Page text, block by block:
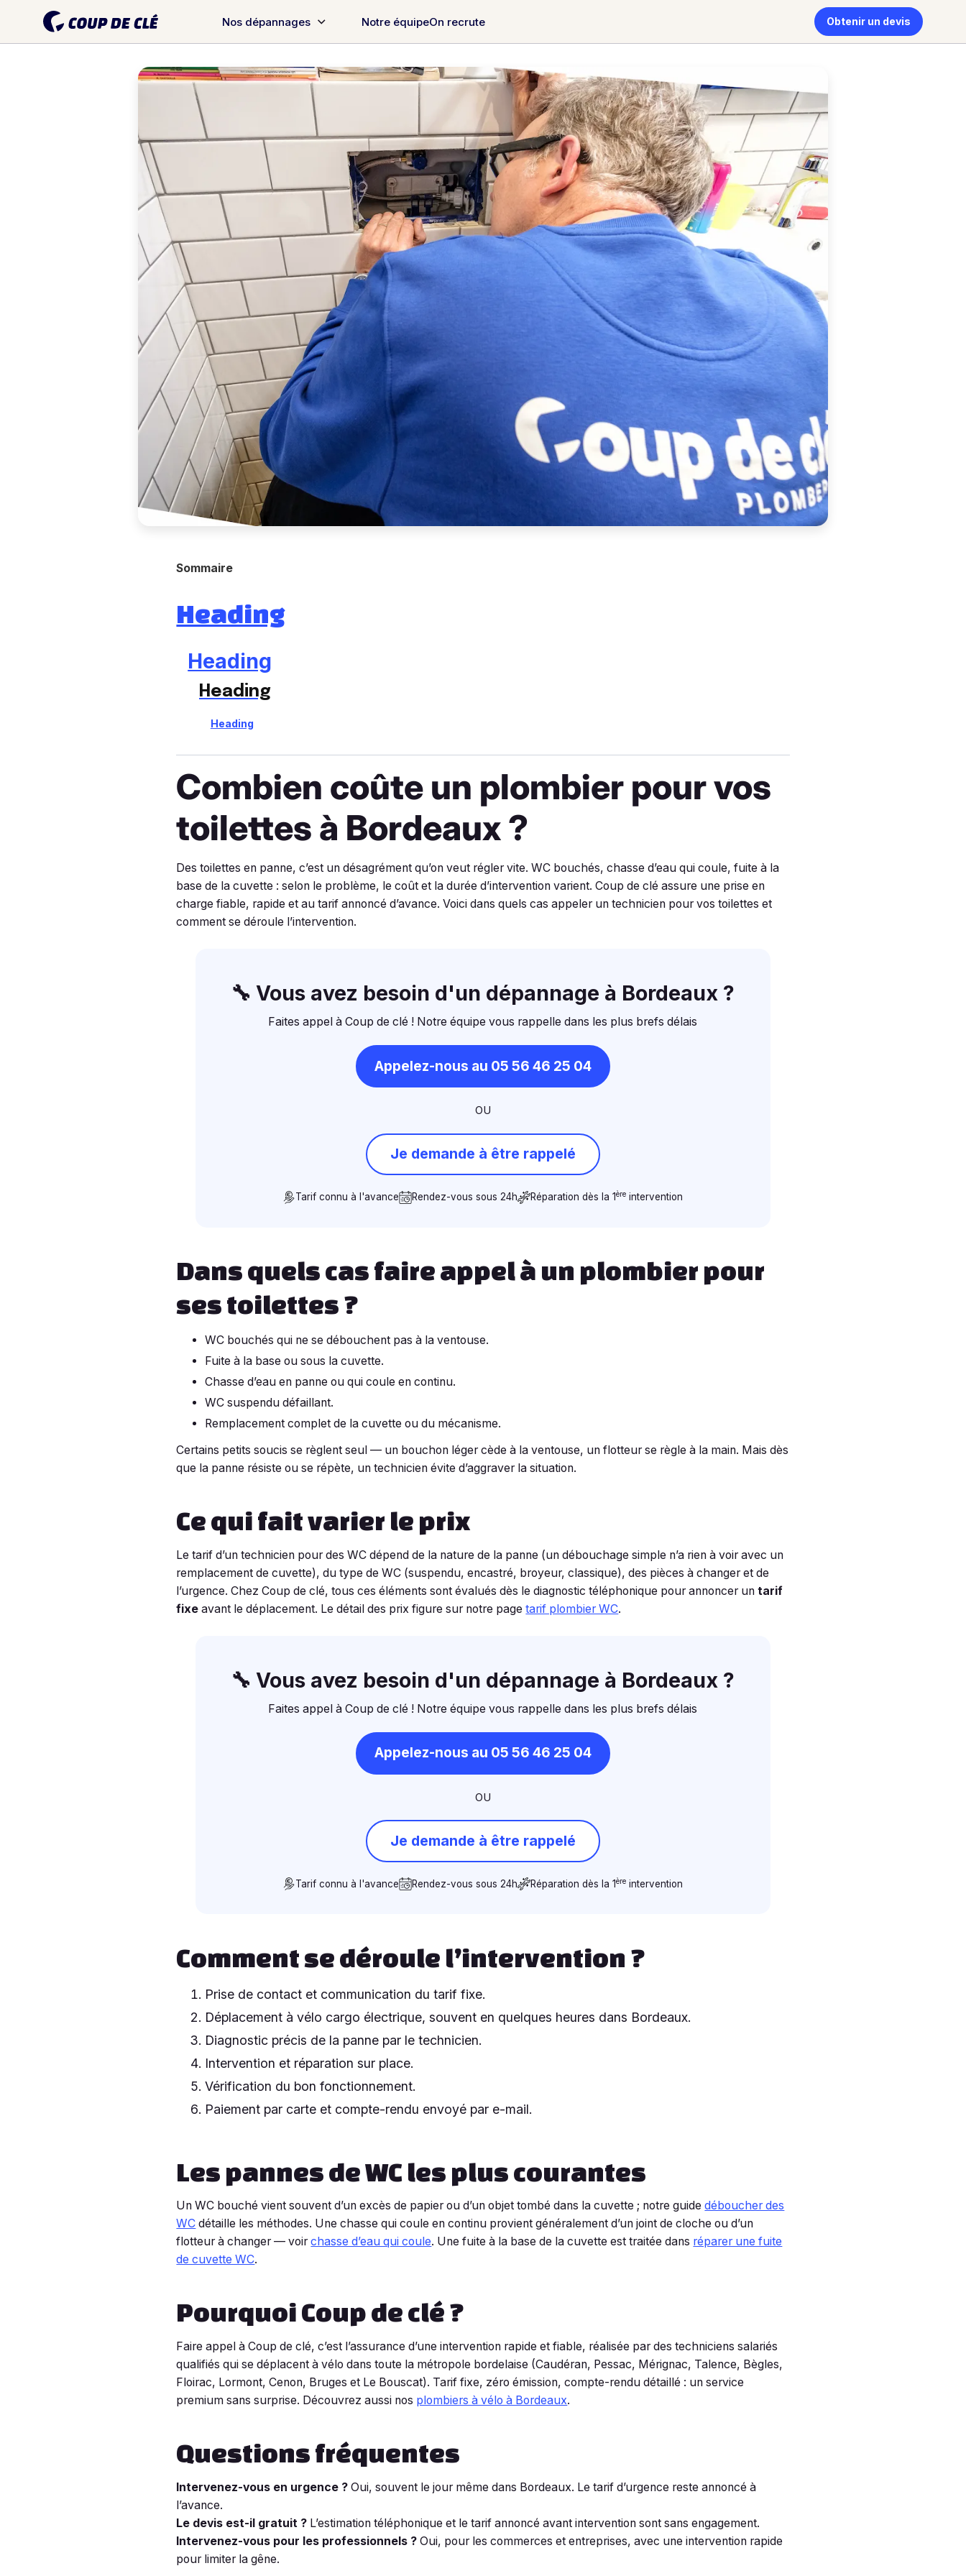
Nos dépannages Notre équipeOn recrute Obtenir un devis
Sommaire
Heading
Heading
Heading
Heading
Combien coûte un plombier pour vos
toilettes à Bordeaux ?
Des toilettes en panne, c’est un désagrément qu’on veut régler vite. WC bouchés, chasse d’eau qui coule, fuite à la
base de la cuvette : selon le problème, le coût et la durée d’intervention varient. Coup de clé assure une prise en
charge fiable, rapide et au tarif annoncé d’avance. Voici dans quels cas appeler un technicien pour vos toilettes et
comment se déroule l’intervention.
🔧 Vous avez besoin d'un dépannage à Bordeaux ?
Faites appel à Coup de clé ! Notre équipe vous rappelle dans les plus brefs délais
Appelez-nous au 05 56 46 25 04
OU
Je demande à être rappelé
Tarif connu à l'avance Rendez-vous sous 24h Réparation dès la 1ère intervention
Dans quels cas faire appel à un plombier pour
ses toilettes ?
WC bouchés qui ne se débouchent pas à la ventouse.
Fuite à la base ou sous la cuvette.
Chasse d’eau en panne ou qui coule en continu.
WC suspendu défaillant.
Remplacement complet de la cuvette ou du mécanisme.
Certains petits soucis se règlent seul — un bouchon léger cède à la ventouse, un flotteur se règle à la main. Mais dès
que la panne résiste ou se répète, un technicien évite d’aggraver la situation.
Ce qui fait varier le prix
Le tarif d’un technicien pour des WC dépend de la nature de la panne (un débouchage simple n’a rien à voir avec un
remplacement de cuvette), du type de WC (suspendu, encastré, broyeur, classique), des pièces à changer et de
l’urgence. Chez Coup de clé, tous ces éléments sont évalués dès le diagnostic téléphonique pour annoncer untarif
fixe avant le déplacement. Le détail des prix figure sur notre pagetarif plombier WC.
🔧 Vous avez besoin d'un dépannage à Bordeaux ?
Faites appel à Coup de clé ! Notre équipe vous rappelle dans les plus brefs délais
Appelez-nous au 05 56 46 25 04
OU
Je demande à être rappelé
Tarif connu à l'avance Rendez-vous sous 24h Réparation dès la 1ère intervention
Comment se déroule l’intervention ?
Prise de contact et communication du tarif fixe.
Déplacement à vélo cargo électrique, souvent en quelques heures dans Bordeaux.
Diagnostic précis de la panne par le technicien.
Intervention et réparation sur place.
Vérification du bon fonctionnement.
Paiement par carte et compte-rendu envoyé par e-mail.
Les pannes de WC les plus courantes
Un WC bouché vient souvent d’un excès de papier ou d’un objet tombé dans la cuvette ; notre guidedéboucher des
WC détaille les méthodes. Une chasse qui coule en continu provient généralement d’un joint de cloche ou d’un
flotteur à changer — voirchasse d’eau qui coule. Une fuite à la base de la cuvette est traitée dans réparer une fuite
de cuvette WC.
Pourquoi Coup de clé ?
Faire appel à Coup de clé, c’est l’assurance d’une intervention rapide et fiable, réalisée par des techniciens salariés
qualifiés qui se déplacent à vélo dans toute la métropole bordelaise (Caudéran, Pessac, Mérignac, Talence, Bègles,
Floirac, Lormont, Cenon, Bruges et Le Bouscat). Tarif fixe, zéro émission, compte-rendu détaillé : un service
premium sans surprise. Découvrez aussi nos plombiers à vélo à Bordeaux.
Questions fréquentes
Intervenez-vous en urgence ? Oui, souvent le jour même dans Bordeaux. Le tarif d’urgence reste annoncé à
l’avance.
Le devis est-il gratuit ? L’estimation téléphonique et le tarif annoncé avant intervention sont sans engagement.
Intervenez-vous pour les professionnels ? Oui, pour les commerces et entreprises, avec une intervention rapide
pour limiter la gêne.